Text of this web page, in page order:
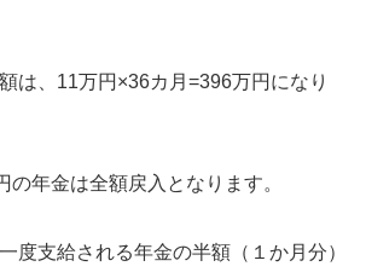
は、11万円×36カ月=396万円になり
の年金は全額戻入となります。
度支給される年金の半額（１か月分）